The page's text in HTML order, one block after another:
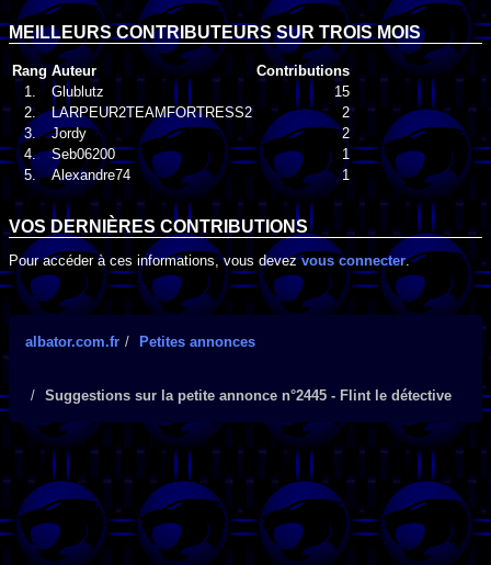
MEILLEURS CONTRIBUTEURS SUR TROIS MOIS
Rang Auteur
Contributions
1.
Glublutz
15
2.
LARPEUR2TEAMFORTRESS2
2
3.
Jordy
2
4.
Seb06200
1
5.
Alexandre74 1
VOS DERNIÈRES CONTRIBUTIONS
Pour accéder à ces informations, vous devezvous connecter.
albator.com.fr Petites annonces
Suggestions sur la petite annonce n°2445 - Flint le détective